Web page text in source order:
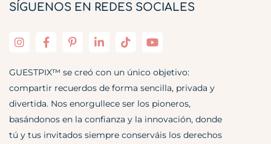
SÍGUENOS EN REDES SOCIALES
GUESTPIX™ se creó con un único objetivo:
compartir recuerdos de forma sencilla, privada y
divertida. Nos enorgullece ser los pioneros,
basándonos en la confianza y la innovación, donde
tú y tus invitados siempre conserváis los derechos